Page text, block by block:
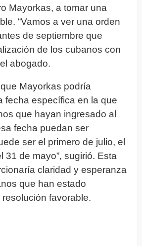
Mayorkas, a tomar una
“Vamos a ver una orden
de septiembre que
de los cubanos con
abogado.
Mayorkas podría
fecha específica en la que
que hayan ingresado al
fecha puedan ser
ser el primero de julio, el
31 de mayo”, sugirió. Esta
claridad y esperanza
que han estado
favorable.